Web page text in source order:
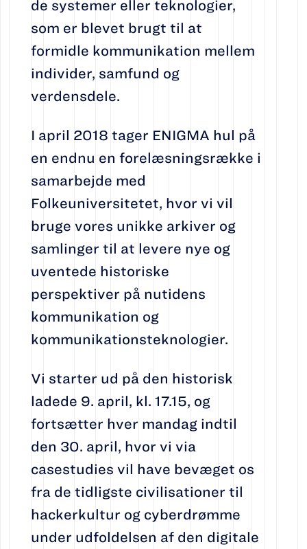
de systemer eller teknologier,
som er blevet brugt til at
formidle kommunikation mellem
individer, samfund og
verdensdele.
I april 2018 tager ENIGMA hul på
en endnu en forelæsningsrække i
samarbejde med
Folkeuniversitetet, hvor vi vil
bruge vores unikke arkiver og
samlinger til at levere nye og
uventede historiske
perspektiver på nutidens
kommunikation og
kommunikationsteknologier.
Vi starter ud på den historisk
ladede 9. april, kl. 17.15, og
fortsætter hver mandag indtil
den 30. april, hvor vi via
casestudies vil have bevæget os
fra de tidligste civilisationer til
hackerkultur og cyberdrømme
under udfoldelsen af den digitale